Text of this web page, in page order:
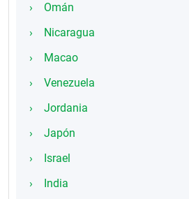
Omán
Nicaragua
Macao
Venezuela
Jordania
Japón
Israel
India